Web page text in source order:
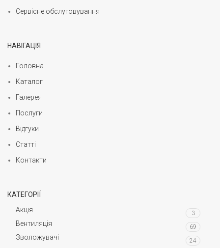
Сервісне обслуговування
НАВІГАЦІЯ
Головна
Каталог
Галерея
Послуги
Відгуки
Статті
Контакти
КАТЕГОРІЇ
Акція
3
Вентиляція 69
Зволожувачі 24